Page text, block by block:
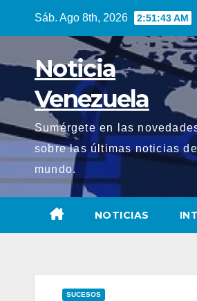
Sáb. Ago 8th, 2026 2:51:44 AM
Noticia
Venezuela
Sumérgete en las
sobre las últimas noticias del
mundo.
NOTICIAS
SUCESOS